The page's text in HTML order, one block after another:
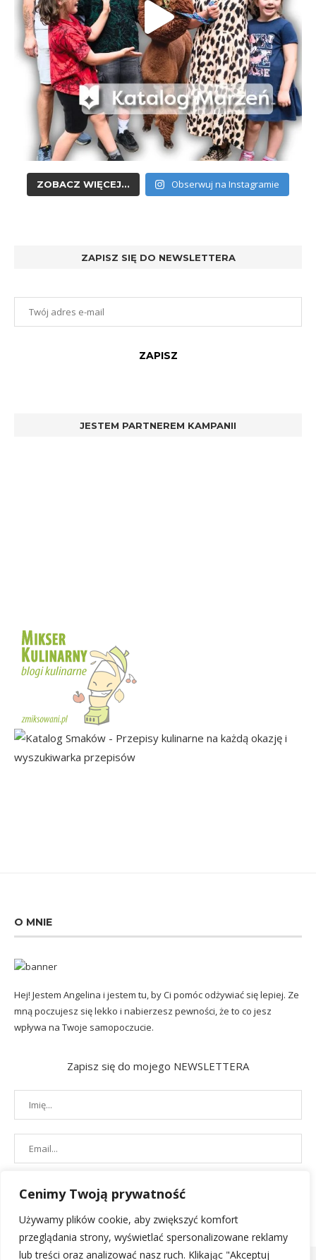
Cenimy Twoją prywatność
Używamy plików cookie, aby zwiększyć komfort
przeglądania strony, wyświetlać spersonalizowane reklamy
lub treści oraz analizować nasz ruch. Klikając "Akceptuj
ZOBACZ WIĘCEJ... Obserwuj na Instagramie
ZAPISZ SIĘ DO NEWSLETTERA
JESTEM PARTNEREM KAMPANII
O MNIE
Hej! Jestem Angelina i jestem tu, by Ci pomóc odżywiać się lepiej. Ze
mną poczujesz się lekko i nabierzesz pewności, że to co jesz
wpływa na Twoje samopoczucie.
Zapisz się do mojego NEWSLETTERA